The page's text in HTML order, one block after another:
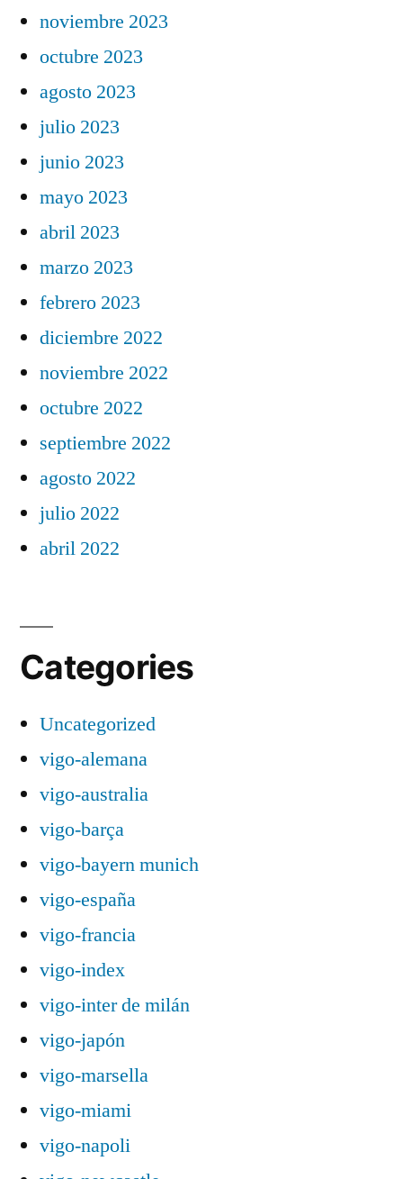
noviembre 2023
octubre 2023
agosto 2023
julio 2023
junio 2023
mayo 2023
abril 2023
marzo 2023
febrero 2023
diciembre 2022
noviembre 2022
octubre 2022
septiembre 2022
agosto 2022
julio 2022
abril 2022
Categories
Uncategorized
vigo-alemana
vigo-australia
vigo-barça
vigo-bayern munich
vigo-españa
vigo-francia
vigo-index
vigo-inter de milán
vigo-japón
vigo-marsella
vigo-miami
vigo-napoli